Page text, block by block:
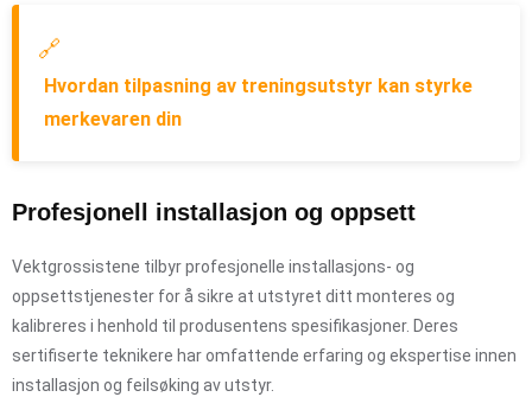
🔗
Hvordan tilpasning av treningsutstyr kan styrke
merkevaren din
Profesjonell installasjon og oppsett
Vektgrossistene tilbyr profesjonelle installasjons- og
oppsettstjenester for å sikre at utstyret ditt monteres og
kalibreres i henhold til produsentens spesifikasjoner. Deres
sertifiserte teknikere har omfattende erfaring og ekspertise innen
installasjon og feilsøking av utstyr.